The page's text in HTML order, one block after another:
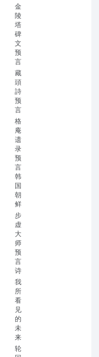
金
陵
塔
碑
文
预
言
藏
頭
詩
预
言
格
庵
遗
录
预
言
韩
国
朝
鲜
步
虚
大
师
预
言
诗
我
所
看
见
的
未
来
轮